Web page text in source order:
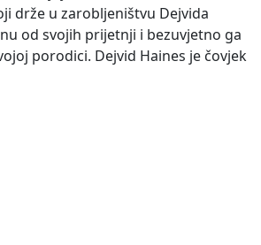
drže u zarobljeništvu Dejvida
od svojih prijetnji i bezuvjetno ga
porodici. Dejvid Haines je čovjek